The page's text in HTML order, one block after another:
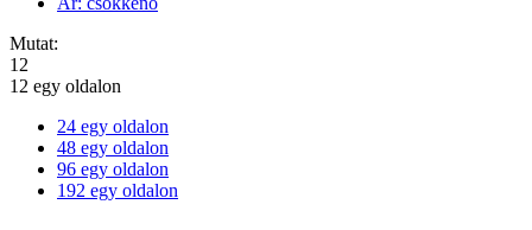
Mutat:
12
12 egy oldalon
24 egy oldalon
48 egy oldalon
96 egy oldalon
192 egy oldalon